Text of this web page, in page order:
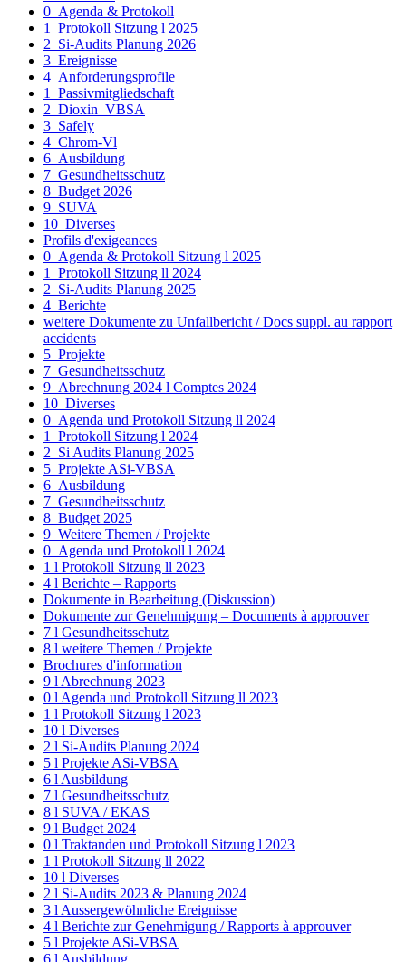
0_Agenda & Protokoll
1_Protokoll Sitzung l 2025
2_Si-Audits Planung 2026
3_Ereignisse
4_Anforderungsprofile
1_Passivmitgliedschaft
2_Dioxin_VBSA
3_Safely
4_Chrom-Vl
6_Ausbildung
7_Gesundheitsschutz
8_Budget 2026
9_SUVA
10_Diverses
Profils d'exigeances
0_Agenda & Protokoll Sitzung l 2025
1_Protokoll Sitzung ll 2024
2_Si-Audits Planung 2025
4_Berichte
weitere Dokumente zu Unfallbericht / Docs suppl. au rapport
accidents
5_Projekte
7_Gesundheitsschutz
9_Abrechnung 2024 l Comptes 2024
10_Diverses
0_Agenda und Protokoll Sitzung ll 2024
1_Protokoll Sitzung l 2024
2_Si Audits Planung 2025
5_Projekte ASi-VBSA
6_Ausbildung
7_Gesundheitsschutz
8_Budget 2025
9_Weitere Themen / Projekte
0_Agenda und Protokoll l 2024
1 l Protokoll Sitzung ll 2023
4 l Berichte – Rapports
Dokumente in Bearbeitung (Diskussion)
Dokumente zur Genehmigung – Documents à approuver
7 l Gesundheitsschutz
8 l weitere Themen / Projekte
Brochures d'information
9 l Abrechnung 2023
0 l Agenda und Protokoll Sitzung ll 2023
1 l Protokoll Sitzung l 2023
10 l Diverses
2 l Si-Audits Planung 2024
5 l Projekte ASi-VBSA
6 l Ausbildung
7 l Gesundheitsschutz
8 l SUVA / EKAS
9 l Budget 2024
0 l Traktanden und Protokoll Sitzung l 2023
1 l Protokoll Sitzung ll 2022
10 l Diverses
2 l Si-Audits 2023 & Planung 2024
3 l Aussergewöhnliche Ereignisse
4 l Berichte zur Genehmigung / Rapports à approuver
5 l Projekte ASi-VBSA
6 l Ausbildung